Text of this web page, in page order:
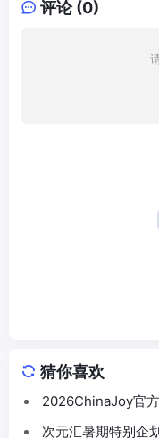
评论 (0)
猜你喜欢
2026ChinaJoy官
次元汇暑期特别企